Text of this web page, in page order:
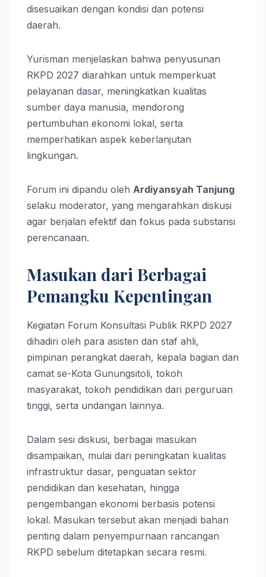
disesuaikan dengan kondisi dan potensi
daerah.
Yurisman menjelaskan bahwa penyusunan
RKPD 2027 diarahkan untuk memperkuat
pelayanan dasar, meningkatkan kualitas
sumber daya manusia, mendorong
pertumbuhan ekonomi lokal, serta
memperhatikan aspek keberlanjutan
lingkungan.
Forum ini dipandu oleh Ardiyansyah Tanjung
selaku moderator, yang mengarahkan diskusi
agar berjalan efektif dan fokus pada substansi
perencanaan.
Masukan dari Berbagai
Pemangku Kepentingan
Kegiatan Forum Konsultasi Publik RKPD 2027
dihadiri oleh para asisten dan staf ahli,
pimpinan perangkat daerah, kepala bagian dan
camat se-Kota Gunungsitoli, tokoh
masyarakat, tokoh pendidikan dari perguruan
tinggi, serta undangan lainnya.
Dalam sesi diskusi, berbagai masukan
disampaikan, mulai dari peningkatan kualitas
infrastruktur dasar, penguatan sektor
pendidikan dan kesehatan, hingga
pengembangan ekonomi berbasis potensi
lokal. Masukan tersebut akan menjadi bahan
penting dalam penyempurnaan rancangan
RKPD sebelum ditetapkan secara resmi.